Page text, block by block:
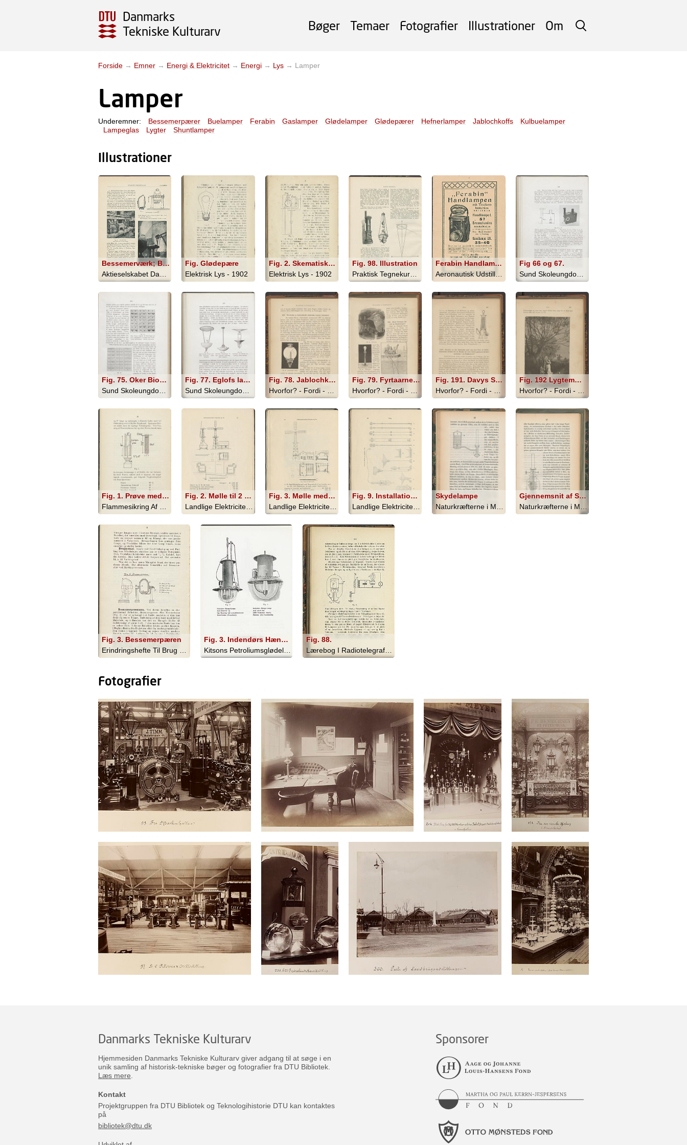
Danmarks
Tekniske Kulturarv
SØG
Bøger Temaer Fotografier Illustrationer Om
Forside → Emner → Energi & Elektricitet → Energi → Lys → Lamper
Lamper
Underemner: Bessemerpærer Buelamper Ferabin Gaslamper Glødelamper Glødepærer Hefnerlamper Jablochkoffs
Kulbuelamper
Lampeglas
Lygter Shuntlamper
Illustrationer
Bessemerværk; Bessemerpære i Virksomhed
Fig. Glødepære
Elektrisk Lys - 1902
Fig. 2. Skematisk fremstilling af shuntlampe
Elektrisk Lys - 1902
Fig. 98. Illustration
Praktisk Tegnekursus - 1897
Ferabin Handlampen mit Trocken batterien
Aeronautisk Udstilling i Fregatten Jy... - 1910
Fig 66 og 67.
Sund Skoleungdom - 1917
Fig. 75. Oker Bioms diagram af belysningen på hver arbejdsplads i en klasse med 9 elek- triske glødelamper. Direkte belysning.; Fig. 76. Diagram (efter Oker Blom) over skygge- faldet under skrivning ved indirekte be- lysning. Fig
Fig. 77. Eglofs lampe til halv indi- rekte belysning. (Efter Baudin).; Fig. 78. Elektrisk Glødelampe til halv indirekte belysning. (Efter Baudin).; Fig. 79. Gaslampe til indirekte be- lysning. (Efter Baudin).
Fig. 78. Jablochkoffs Lampe
Fig. 79. Fyrtaarne; Fig. 80. Glødelampe
Fig. 191. Davys Sikkerheds Lampe
Fig. 192 Lygtemænd
Fig. 1. Prøve med vævede stoffer
Flammesikring Af Træ, Straa Og Væv - 1911
Fig. 2. Mølle til 2 Gaarde
Landlige Elektricitetsværker - 1907
Fig. 3. Mølle med Reservekraft
Landlige Elektricitetsværker - 1907
Fig. 9. Installation af Ledninger og Lamper
Landlige Elektricitetsværker - 1907
Skydelampe
Naturkræfterne i Menneskets Tjeneste - 1865
Gjennemsnit af Skydelampe
Naturkræfterne i Menneskets Tjeneste - 1865
Fig. 3. Bessemerpæren
Erindringshefte Til Brug Ved Lærlinge... - 1909
Fig. 3. Indendørs Hænge-La,pe med Filterrør og Gas Tænding ved stedsebrændende Tændflamme (Vaagekone); Fig. 4. Indendørs Hænge-Lampe med enkelt Net 1,000 Normallys' Styrke. Flamme- eller Gastænding
Kitsons Petroliumsglødelys - 1902
Fig. 88.
Lærebog I Radiotelegrafi Og Radiotele... - 1908
Fotografier
Danmarks Tekniske Kulturarv
Hjemmesiden Danmarks Tekniske Kulturarv giver adgang til at søge i en
unik samling af historisk-tekniske bøger og fotografier fra DTU Bibliotek.
Læs mere.
Kontakt
Projektgruppen fra DTU Bibliotek og Teknologihistorie DTU kan kontaktes
på
bibliotek@dtu.dk
Sponsorer